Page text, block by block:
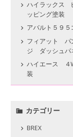
ハイラックス
ッピング塗装
アバルト５９
フィアット
ジ ダッシュパ
ハイエース ４
装
カテゴリー
BREX